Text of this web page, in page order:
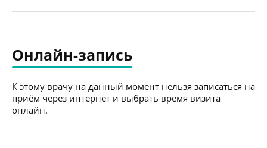
Онлайн-запись
К этому врачу на данный момент нельзя записаться на
приём через интернет и выбрать время визита
онлайн.